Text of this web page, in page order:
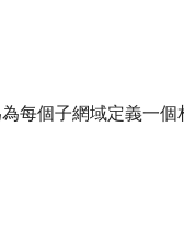
每個子網域定義一